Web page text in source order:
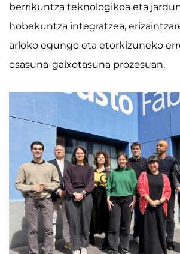
berrikuntza teknologikoa eta
hobekuntza integratzea,
arloko egungo eta etorkizuneko
osasuna-gaixotasuna prozesuan.